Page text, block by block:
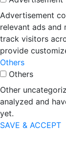
Advertisement
relevant ads and
track visitors
provide
Others
Others
Other
analyzed and
yet.
SAVE & ACCEPT